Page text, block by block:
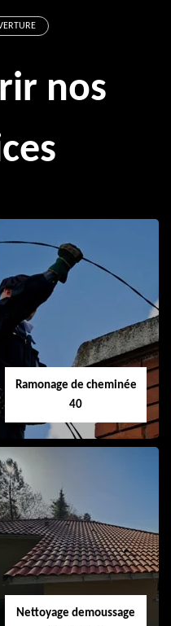
nos
Ramonage de cheminée
40
Ramonage de
cheminée 40
Nettoyage demoussage